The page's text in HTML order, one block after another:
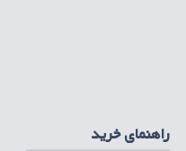
راهنمای خرید